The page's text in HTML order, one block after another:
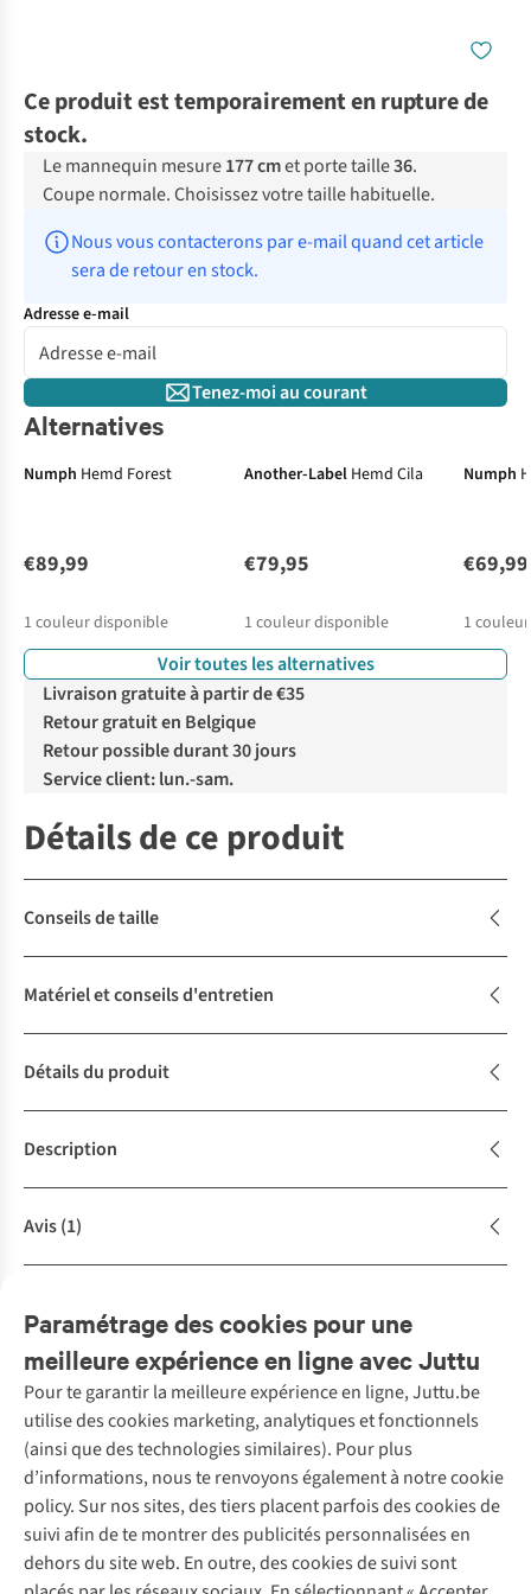
Ce produit est temporairement en rupture de
stock.
Le mannequin mesure177 cmet porte taille36.
Coupe normale. Choisissez votre taille habituelle.
Nous vous contacterons par e-mail quand cet article
sera de retour en stock.
Adresse e-mail
Tenez-moi au courant
Alternatives
Numph Hemd Forest
€89,99
1 couleur disponible
Another-Label Hemd Cila
€79,95
1 couleur disponible
Numph
€69,99
1
Voir toutes les alternatives
Livraison gratuite à partir de €35
Retour gratuit en Belgique
Retour possible durant 30 jours
Service client: lun.-sam.
Détails de ce produit
Conseils de taille
Matériel et conseils d'entretien
Détails du produit
Description
Avis(1)
Paramétrage des cookies pour une
meilleure expérience en ligne avec Juttu
Pour te garantir la meilleure expérience en ligne, Juttu.be
utilise des cookies marketing, analytiques et fonctionnels
(ainsi que des technologies similaires). Pour plus
d’informations, nous te renvoyons également à notre cookie
policy. Sur nos sites, des tiers placent parfois des cookies de
suivi afin de te montrer des publicités personnalisées en
dehors du site web. En outre, des cookies de suivi sont
Service client
Questions fréquentes
Commander
Payer
10 % réduction étudiants
Klarna : post-paiement
Nos services
Vintage - ReJUsed
Atelier de couture
Personal shopping
Juttu